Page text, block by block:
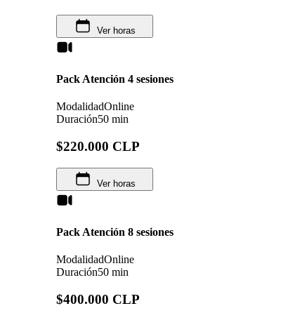
Ver horas
Pack Atención 4 sesiones
ModalidadOnline
Duración50 min
$220.000 CLP
Ver horas
Pack Atención 8 sesiones
ModalidadOnline
Duración50 min
$400.000 CLP